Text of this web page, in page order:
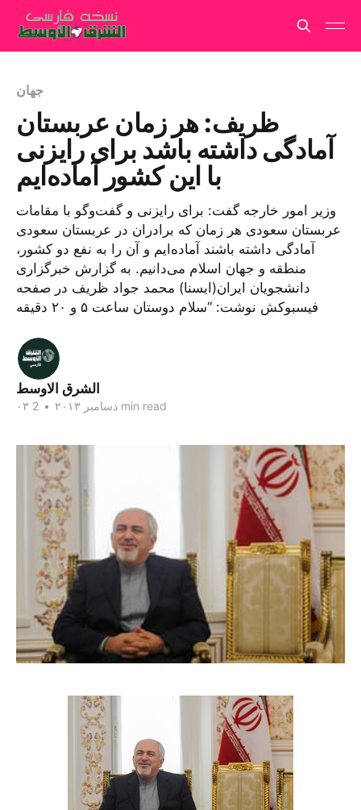
جهان
ظریف: هر زمان عربستان
آمادگی داشته باشد برای رایزنی
با این کشور آماده‌ایم
وزیر امور خارجه گفت: برای رایزنی و گفت‌وگو با مقامات
عربستان سعودی هر زمان که برادران در عربستان سعودی
آمادگی داشته باشند آماده‌ایم و آن را به نفع دو کشور،
منطقه و جهان اسلام می‌دانیم. به گزارش خبرگزاری
دانشجویان ایران(ایسنا) محمد جواد ظریف در صفحه
فیسبوکش نوشت: “سلام دوستان ساعت ۵ و ۲۰ دقیقه
الشرق الاوسط
۰۳ دسامبر ۲۰۱۳ • 2 min read